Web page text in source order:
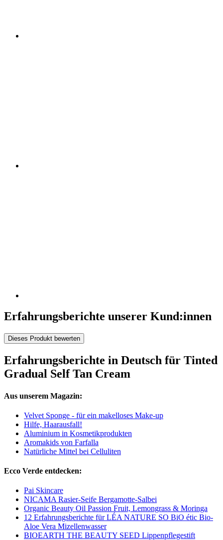
Erfahrungsberichte unserer Kund:innen
Dieses Produkt bewerten
Erfahrungsberichte in Deutsch für Tinted
Gradual Self Tan Cream
Aus unserem Magazin:
Velvet Sponge - für ein makelloses Make-up
Hilfe, Haarausfall!
Aluminium in Kosmetikprodukten
Aromakids von Farfalla
Natürliche Mittel bei Celluliten
Ecco Verde entdecken:
Pai Skincare
NICAMA Rasier-Seife Bergamotte-Salbei
Organic Beauty Oil Passion Fruit, Lemongrass & Moringa
12 Erfahrungsberichte für LÉA NATURE SO BiO étic Bio-
Aloe Vera Mizellenwasser
BIOEARTH THE BEAUTY SEED Lippenpflegestift